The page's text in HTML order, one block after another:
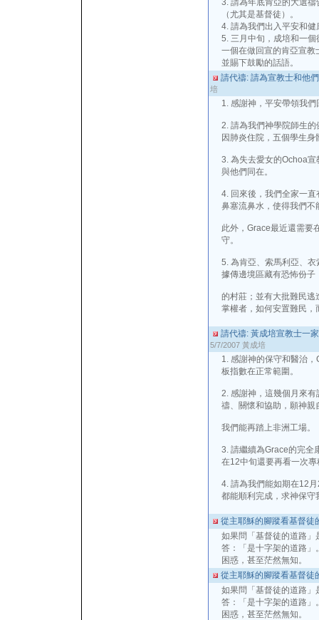
3. 請為年底肯亞的大選
（尤其是基督徒）。
4. 請為我們出入平安和健
5. 三月中旬，成培和一
一個在做回宣的肯亞宣教
並賜下鼓勵的話語。
請代禱: 請為宣教士和他
培
1. 感謝神，平安帶領我
2. 請為我們神學院師生
因肺炎住院，五個學生身
3. 為失去愛女的Ochoa
與他們同在。
4. 回來後，我們全家一
鼻塞流鼻水，使得我們不
此外，Grace最近還需要
守。
5. 為肯亞、索馬利亞、
據傳邊境區藏有恐怖份子
的村莊；並有大批難民逃
掌權者，如何安置難民，
請代禱: 黃成培宣教士一
5/7/2007 黃成培
1. 感謝神的保守和醫治
板指數在正常範圍。
2. 感謝神，這幾個月來
禱、關懷和協助，願神親
我們能再踏上非洲工場。
3. 請繼續為Grace的完全
在12中旬還要再看一次專
4. 請為我們能如期在12
都能順利完成，求神保守
從主耶穌的腳蹤看基督徒
如果問「基督徒的道路」
答：「是十字架的道路」
困惑，甚至茫然無知。
從主耶穌的腳蹤看基督徒
如果問「基督徒的道路」
答：「是十字架的道路」
困惑，甚至茫然無知。